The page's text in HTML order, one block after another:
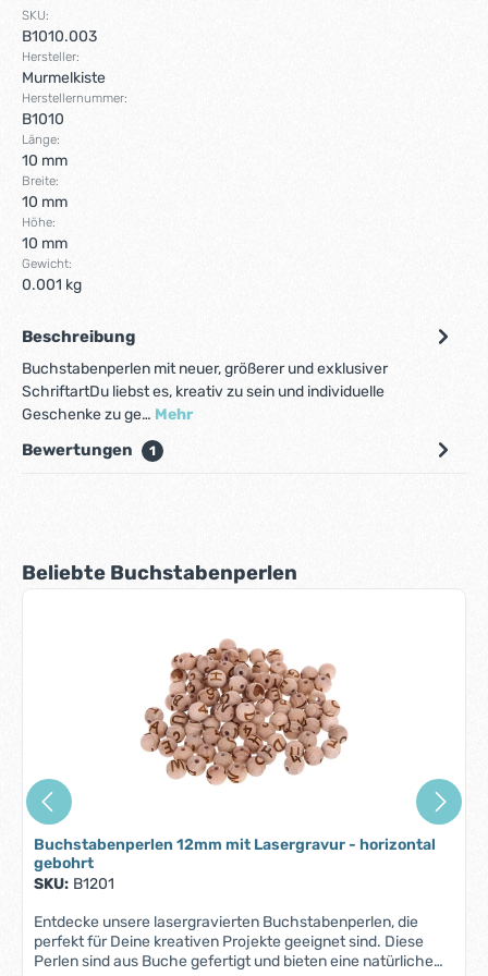
SKU:
B1010.003
Hersteller:
Murmelkiste
Herstellernummer:
B1010
Länge:
10 mm
Breite:
10 mm
Höhe:
10 mm
Gewicht:
0.001 kg
Beschreibung
Buchstabenperlen mit neuer, größerer und exklusiver
SchriftartDu liebst es, kreativ zu sein und individuelle
Geschenke zu ge… Mehr
Bewertungen 1
Produktgalerie überspringen
Beliebte Buchstabenperlen
Buchstabenperlen 12mm mit Lasergravur - horizontal
gebohrt
SKU: B1201
Entdecke unsere lasergravierten Buchstabenperlen, die
perfekt für Deine kreativen Projekte geeignet sind. Diese
Perlen sind aus Buche gefertigt und bieten eine natürliche